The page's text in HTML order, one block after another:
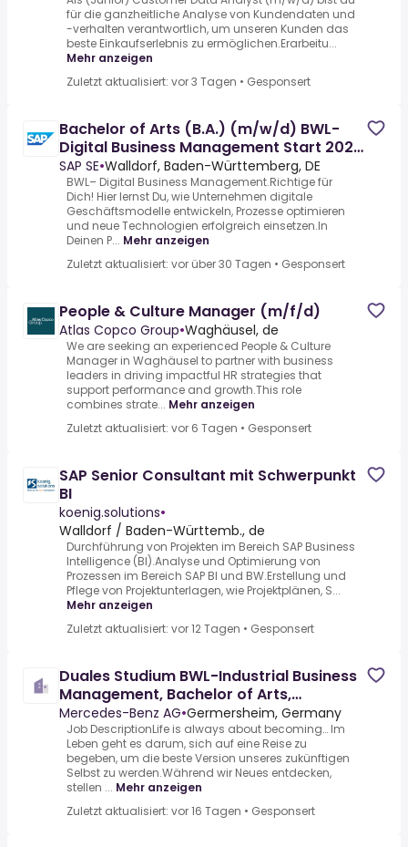
für die ganzheitliche Analyse von Kundendaten und
-verhalten verantwortlich, um unseren Kunden das
beste Einkaufserlebnis zu ermöglichen.Erarbeitu...
Mehr anzeigen
Zuletzt aktualisiert: vor 3 Tagen • Gesponsert
Bachelor of Arts (B.A.) (m/w/d) BWL-
Digital Business Management Start 2027
(STAR)
SAP SE•Walldorf, Baden-Württemberg, DE
BWL– Digital Business Management.Richtige für
Dich! Hier lernst Du, wie Unternehmen digitale
Geschäftsmodelle entwickeln, Prozesse optimieren
und neue Technologien erfolgreich einsetzen.In
Deinen P... Mehr anzeigen
Zuletzt aktualisiert: vor über 30 Tagen • Gesponsert
People & Culture Manager (m/f/d)
Atlas Copco Group•Waghäusel, de
We are seeking an experienced People & Culture
Manager in Waghäusel to partner with business
leaders in driving impactful HR strategies that
support performance and growth.This role
combines strate... Mehr anzeigen
Zuletzt aktualisiert: vor 6 Tagen • Gesponsert
SAP Senior Consultant mit Schwerpunkt
BI
koenig.solutions•
Walldorf / Baden-Württemb., de
Durchführung von Projekten im Bereich SAP Business
Intelligence (BI).Analyse und Optimierung von
Prozessen im Bereich SAP BI und BW.Erstellung und
Pflege von Projektunterlagen, wie Projektplänen, S...
Mehr anzeigen
Zuletzt aktualisiert: vor 12 Tagen • Gesponsert
Duales Studium BWL-Industrial Business
Management, Bachelor of Arts,
Mercedes-Benz AG, Global Logist
Mercedes-Benz AG•Germersheim, Germany
Job DescriptionLife is always about becoming… Im
Leben geht es darum, sich auf eine Reise zu
begeben, um die beste Version unseres zukünftigen
Selbst zu werden.Während wir Neues entdecken,
stellen ... Mehr anzeigen
Zuletzt aktualisiert: vor 16 Tagen • Gesponsert